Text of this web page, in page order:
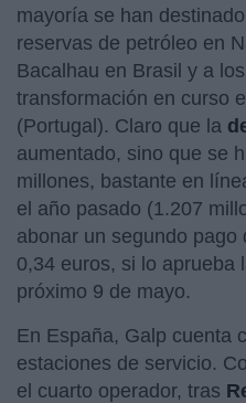
mayoría se han
reservas de petróleo en
Bacalhau en Brasil y a
transformación en curso
(Portugal). Claro que la
aumentado, sino que se
millones, bastante en
el año pasado (1.207
abonar un segundo
0,34 euros, si lo aprueba
próximo 9 de mayo.
En España, Galp cuenta
estaciones de servicio.
el cuarto operador, tras